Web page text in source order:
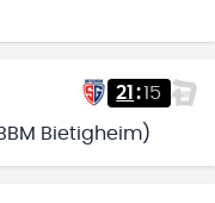
21 :15
Bietigheim)